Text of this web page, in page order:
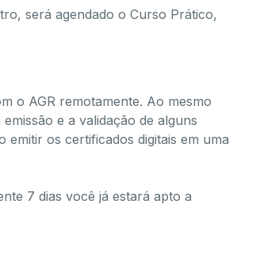
será agendado o Curso Prático,
o AGR remotamente. Ao mesmo
e a validação de alguns
os certificados digitais em uma
7 dias você já estará apto a